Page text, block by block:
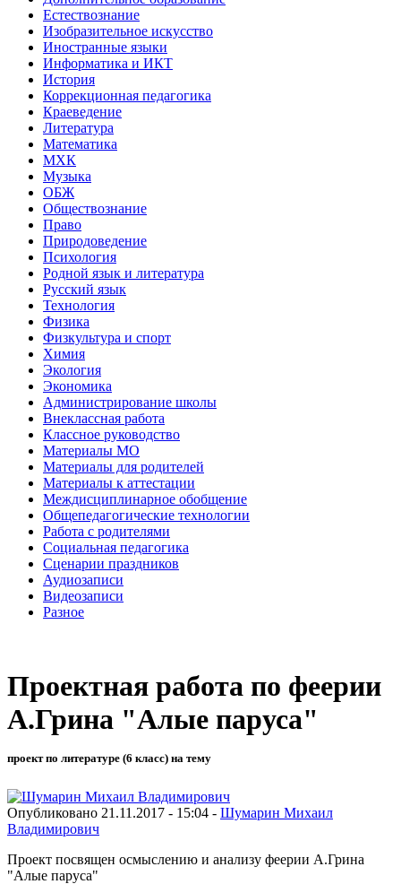
Естествознание
Изобразительное искусство
Иностранные языки
Информатика и ИКТ
История
Коррекционная педагогика
Краеведение
Литература
Математика
МХК
Музыка
ОБЖ
Обществознание
Право
Природоведение
Психология
Родной язык и литература
Русский язык
Технология
Физика
Физкультура и спорт
Химия
Экология
Экономика
Администрирование школы
Внеклассная работа
Классное руководство
Материалы МО
Материалы для родителей
Материалы к аттестации
Междисциплинарное обобщение
Общепедагогические технологии
Работа с родителями
Социальная педагогика
Сценарии праздников
Аудиозаписи
Видеозаписи
Разное
Проектная работа по феерии
А.Грина "Алые паруса"
проект по литературе (6 класс) на тему
Опубликовано 21.11.2017 - 15:04 - Шумарин Михаил
Владимирович
Проект посвящен осмыслению и анализу феерии А.Грина
"Алые паруса"